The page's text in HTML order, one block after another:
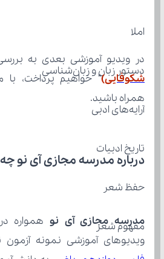
املا
دستور زبان و زبان‌شناسی
آرایه‌های ادبی
تاریخ ادبیات
حفظ شعر
مفهوم شعر
در ویدیو آموزشی بعدی به
شکوفایی)
همراه باشید.
درباره مدرسه مجازی آی نو
مدرسه مجازی آی نو
ویدیوهای آموزشی نمونه آزمون